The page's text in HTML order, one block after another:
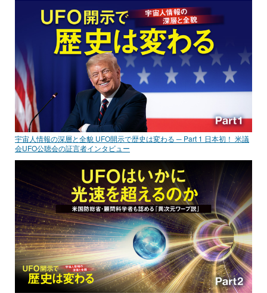
宇宙人情報の深層と全貌 UFO開示で歴史は変わる ─ Part 1 日本初！ 米議
会UFO公聴会の証言者インタビュー